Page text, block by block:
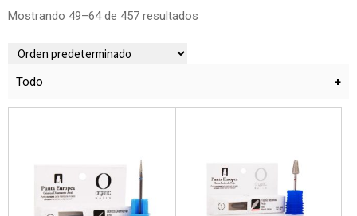
Mostrando 49–64 de 457 resultados
Todo